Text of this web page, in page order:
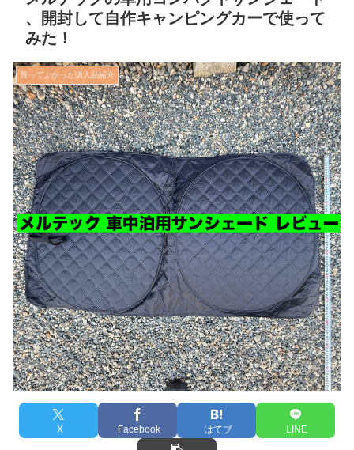
、開封して自作キャンピングカーで使って
みた！
買ってよかった購入品紹介
X Facebook はてブ LINE